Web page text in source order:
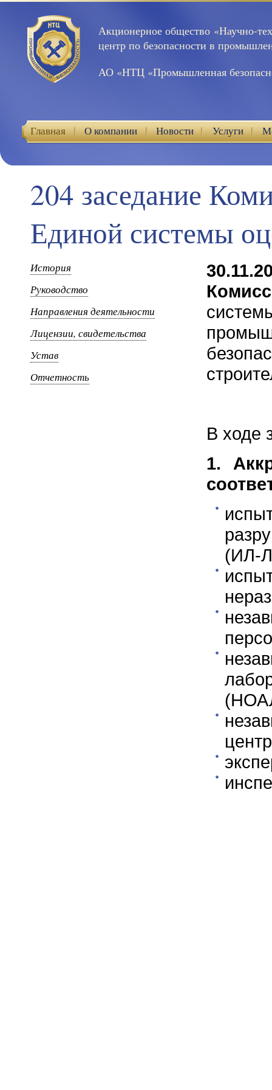
Акционерное общество «Научно-
центр по безопасности в
АО «НТЦ «Промышленная
Главная О компании Новости Услуги
204 заседание
Единой системы
История
Руководство
Направления деятельности
Лицензии, свидетельства
Устав
Отчетность
В ходе
1.
(ИЛ-